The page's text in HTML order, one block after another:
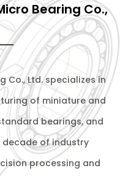
Bearing Co.,
Co., Ltd. specializes in
of miniature and
bearings, and
decade of industry
processing and